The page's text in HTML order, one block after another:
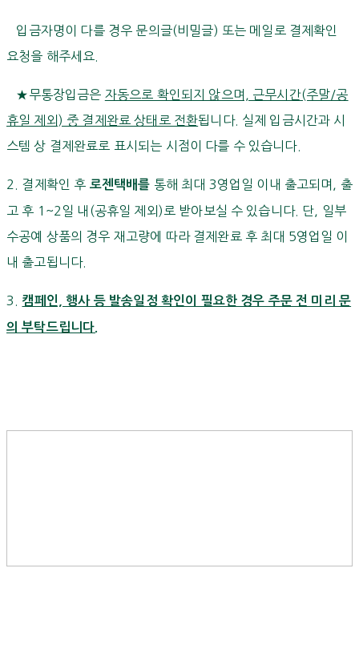
입금자명이 다를 경우 문의글(비밀글) 또는 메일로 결제확인
요청을 해주세요.
★무통장입금은 자동으로 확인되지 않으며, 근무시간(주말/공
휴일 제외) 중 결제완료 상태로 전환됩니다. 실제 입금시간과 시
스템 상 결제완료로 표시되는 시점이 다를 수 있습니다.
2. 결제확인 후 로젠택배를 통해 최대 3영업일 이내 출고되며, 출
고 후 1~2일 내(공휴일 제외)로 받아보실 수 있습니다. 단, 일부
수공예 상품의 경우 재고량에 따라 결제완료 후 최대 5영업일 이
내 출고됩니다.
3. 캠페인, 행사 등 발송일정 확인이 필요한 경우 주문 전 미리 문
의 부탁드립니다.